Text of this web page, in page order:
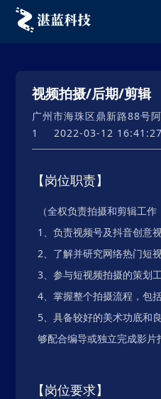
视频拍摄/后期/剪辑
广州市海珠区鼎新路88号
1
2022-03-12 16:41:27
【岗位职责】
（全权负责拍摄和剪辑工
1、负责视频号及抖音创意
2、了解并研究网络热门短
3、参与短视频拍摄的策划
4、掌握整个拍摄流程，包
5、具备较好的美术功底和
够配合编导或独立完成影片
【岗位要求】